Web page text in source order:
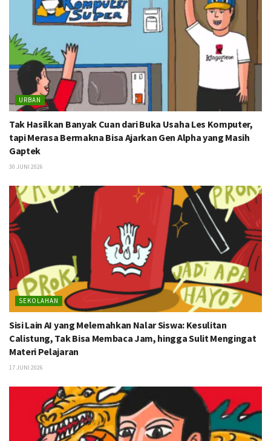
URBAN
Tak Hasilkan Banyak Cuan dari Buka Usaha Les Komputer,
tapi Merasa Bermakna Bisa Ajarkan Gen Alpha yang Masih
Gaptek
30 JUNI 2026
SEKOLAHAN
Sisi Lain AI yang Melemahkan Nalar Siswa: Kesulitan
Calistung, Tak Bisa Membaca Jam, hingga Sulit Mengingat
Materi Pelajaran
17 JUNI 2026